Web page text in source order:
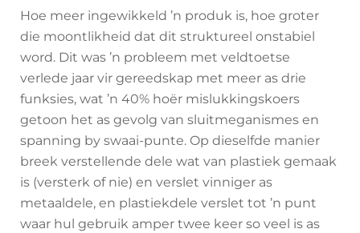
Hoe meer ingewikkeld ’n produk is, hoe groter
die moontlikheid dat dit struktureel onstabiel
word. Dit was ’n probleem met veldtoetse
verlede jaar vir gereedskap met meer as drie
funksies, wat ’n 40% hoër mislukkingskoers
getoon het as gevolg van sluitmeganismes en
spanning by swaai-punte. Op dieselfde manier
breek verstellende dele wat van plastiek gemaak
is (versterk of nie) en verslet vinniger as
metaaldele, en plastiekdele verslet tot ’n punt
waar hul gebruik amper twee keer so veel is as